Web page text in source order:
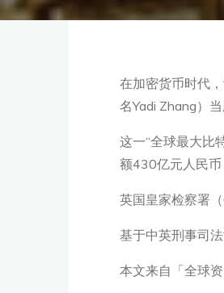
在加密货币时代
名Yadi Zhang）
这一“全球最大比
额430亿元人民币
英国皇家检察署
基于中英刑事司
本文来自「全球